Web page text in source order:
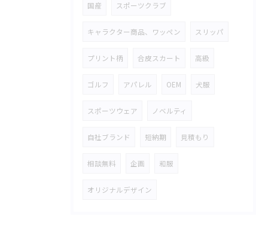
国産 スポーツクラブ
キャラクター商品、ワッペン スリッパ
プリント柄 合皮スカート 高級
ゴルフ アパレル OEM 犬服
スポーツウェア ノベルティ
自社ブランド 短納期 見積もり
相談無料 企画 和服
オリジナルデザイン